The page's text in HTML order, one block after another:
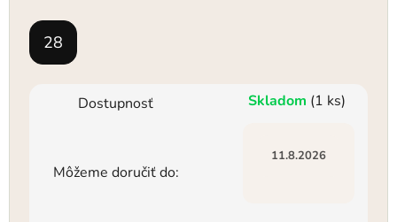
28
Dostupnosť Skladom (1 ks)
Môžeme doručiť do:
11.8.2026